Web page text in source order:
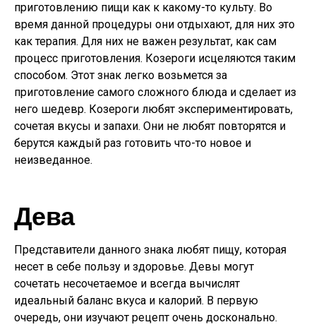
приготовлению пищи как к какому-то культу. Во
время данной процедуры они отдыхают, для них это
как терапия. Для них не важен результат, как сам
процесс приготовления. Козероги исцеляются таким
способом. Этот знак легко возьмется за
приготовление самого сложного блюда и сделает из
него шедевр. Козероги любят экспериментировать,
сочетая вкусы и запахи. Они не любят повторятся и
берутся каждый раз готовить что-то новое и
неизведанное.
Дева
Представители данного знака любят пищу, которая
несет в себе пользу и здоровье. Девы могут
сочетать несочетаемое и всегда вычислят
идеальный баланс вкуса и калорий. В первую
очередь, они изучают рецепт очень досконально.